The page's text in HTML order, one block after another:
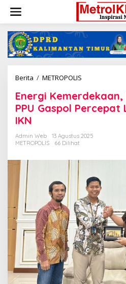
konten
Berita / METROPOLIS
PLN
dan
Kejari
Gaspol
Penopang
Energi
PPU Gaspol
IKN
Admin Web
13 Agustus 2025
METROPOLIS
66 Dilihat